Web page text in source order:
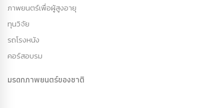
ภาพยนตร์เพื่อผู้สูงอายุ
ทุนวิจัย
รถโรงหนัง
คอร์สอบรม
มรดกภาพยนตร์ของชาติ